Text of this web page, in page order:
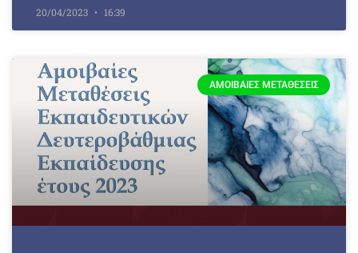
20/04/2023 16:39
ΑΜΟΙΒΑΊΕΣ ΜΕΤΑΘΈΣΕΙΣ